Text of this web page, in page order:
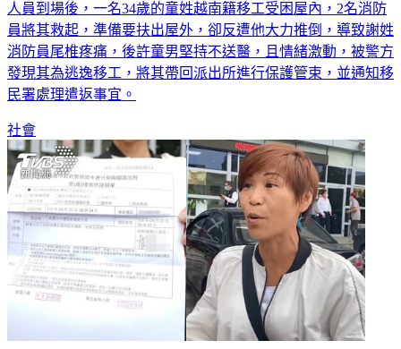
人員到場後，一名34歲的童姓越南籍移工受困屋內，2名消防
員將其救起，準備要扶出屋外，卻反遭他大力推倒，導致謝姓
消防員尾椎疼痛，後許童男堅持不送醫，且情緒激動，被警方
發現其為逃逸移工，將其帶回派出所進行保護管束，並通知移
民署處理遣返事宜。
社會